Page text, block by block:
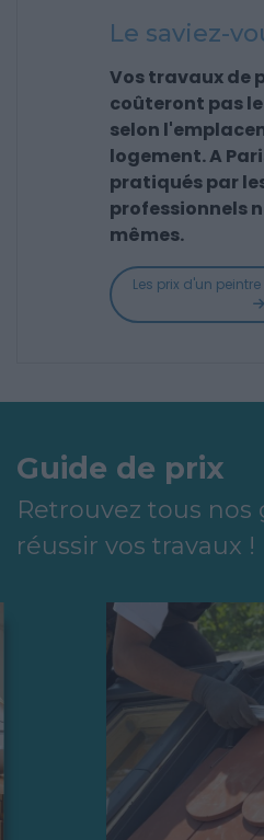
Le saviez-
Vos travaux de
coûteront pas
selon
logement. A
pratiqués par
professionnels
mêmes.
Les prix d'un
Guide de prix
Retrouvez tous nos
réussir vos travaux !
Vous venez
maison à
simplement
quelques
mérite
réfection
commencer
d'envergure,
utiles aux